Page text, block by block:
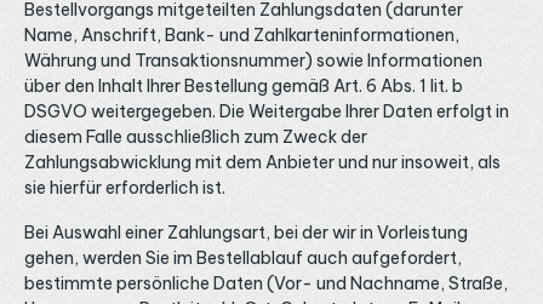
Bestellvorgangs mitgeteilten Zahlungsdaten (darunter
Name, Anschrift, Bank- und Zahlkarteninformationen,
Währung und Transaktionsnummer) sowie Informationen
über den Inhalt Ihrer Bestellung gemäß Art. 6 Abs. 1 lit. b
DSGVO weitergegeben. Die Weitergabe Ihrer Daten erfolgt in
diesem Falle ausschließlich zum Zweck der
Zahlungsabwicklung mit dem Anbieter und nur insoweit, als
sie hierfür erforderlich ist.
Bei Auswahl einer Zahlungsart, bei der wir in Vorleistung
gehen, werden Sie im Bestellablauf auch aufgefordert,
bestimmte persönliche Daten (Vor- und Nachname, Straße,